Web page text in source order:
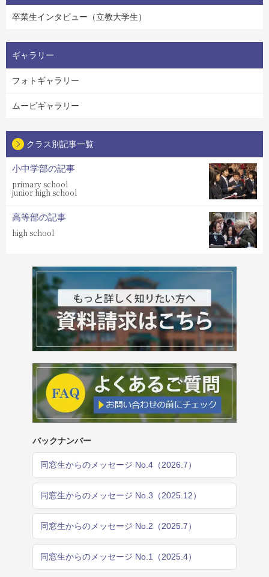
卒業生インタビュー（立教大学生）
ギャラリー
フォトギャラリー
ムービギャラリー
クラス別記事一覧
小中学部の記事
primary school
junior high school
高等部の記事
high school
バックナンバー
同窓生からのメッセージ No.4（2026.7）
同窓生からのメッセージ No.3（2025.12）
同窓生からのメッセージ No.2（2025.7）
同窓生からのメッセージ No.1（2025.4）